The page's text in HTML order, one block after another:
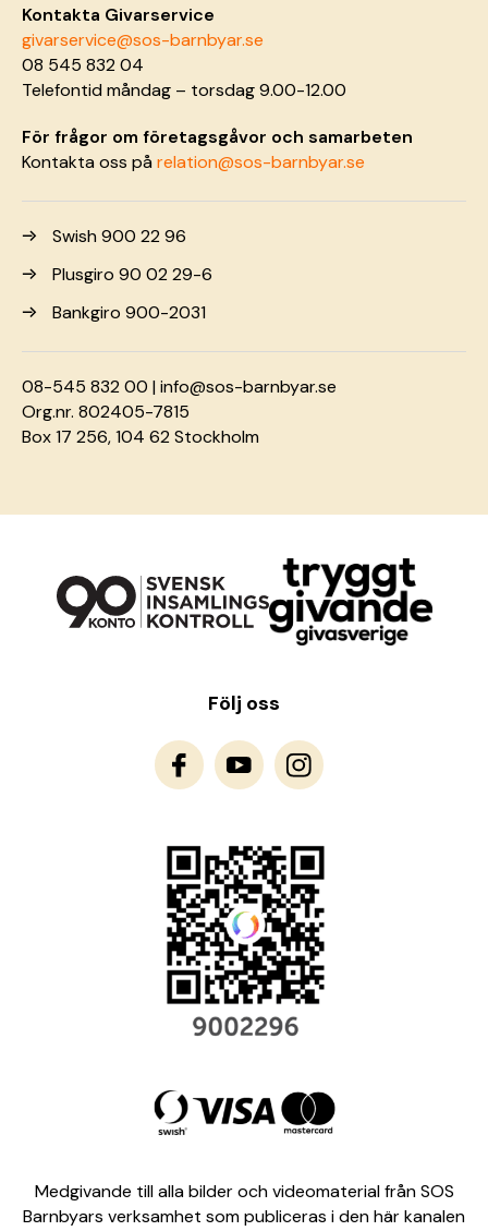
Kontakta Givarservice
givarservice@sos-barnbyar.se
08 545 832 04
Telefontid måndag – torsdag 9.00-12.00
För frågor om företagsgåvor och samarbeten
Kontakta oss pårelation@sos-barnbyar.se
Swish 900 22 96
Plusgiro 90 02 29-6
Bankgiro 900-2031
08-545 832 00 |info@sos-barnbyar.se
Org.nr. 802405-7815
Box 17 256, 104 62 Stockholm
Följ oss
Medgivande till alla bilder och videomaterial från SOS
Barnbyars verksamhet som publiceras i den här kanalen